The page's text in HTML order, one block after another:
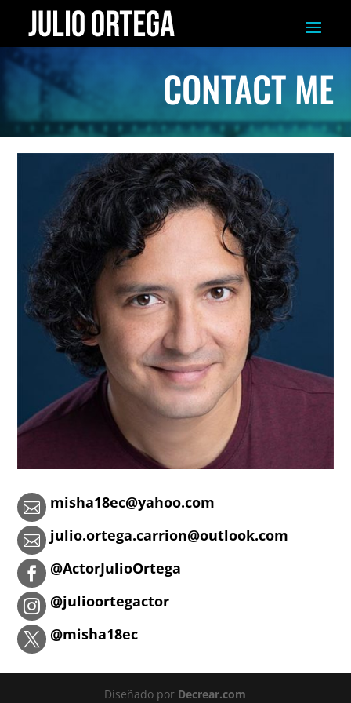
CONTACT ME
 misha18ec@yahoo.com
 julio.ortega.carrion@outlook.com
 @ActorJulioOrtega
 @julioortegactor
 @misha18ec
Diseñado por Decrear.com